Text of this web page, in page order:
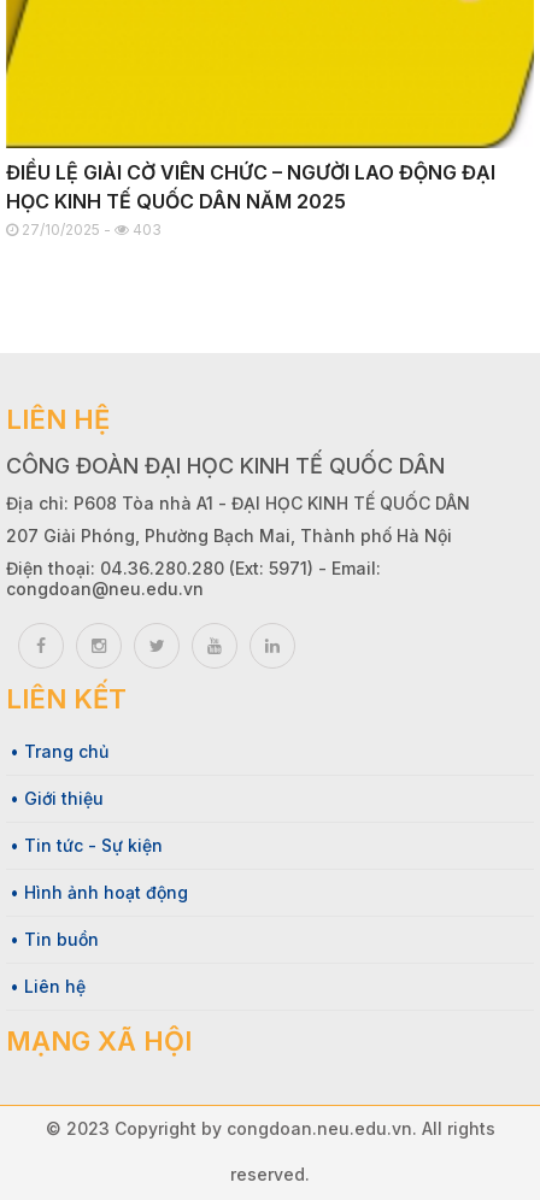
ĐIỀU LỆ GIẢI CỜ VIÊN CHỨC – NGƯỜI LAO ĐỘNG ĐẠI
HỌC KINH TẾ QUỐC DÂN NĂM 2025
27/10/2025 - 403
LIÊN HỆ
CÔNG ĐOÀN ĐẠI HỌC KINH TẾ QUỐC DÂN
Địa chỉ: P608 Tòa nhà A1 - ĐẠI HỌC KINH TẾ QUỐC DÂN
207 Giải Phóng, Phường Bạch Mai, Thành phố Hà Nội
Điện thoại: 04.36.280.280 (Ext: 5971) - Email:
congdoan@neu.edu.vn
LIÊN KẾT
• Trang chủ
• Giới thiệu
• Tin tức - Sự kiện
• Hình ảnh hoạt động
• Tin buồn
• Liên hệ
MẠNG XÃ HỘI
© 2023 Copyright by congdoan.neu.edu.vn. All rights
reserved.